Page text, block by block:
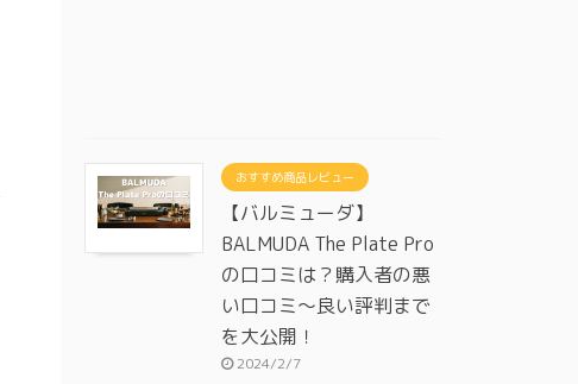
おすすめ商品レビュー
【バルミューダ】
BALMUDA The Plate Pro
の口コミは？購入者の悪
い口コミ～良い評判まで
を大公開！
2024/2/7